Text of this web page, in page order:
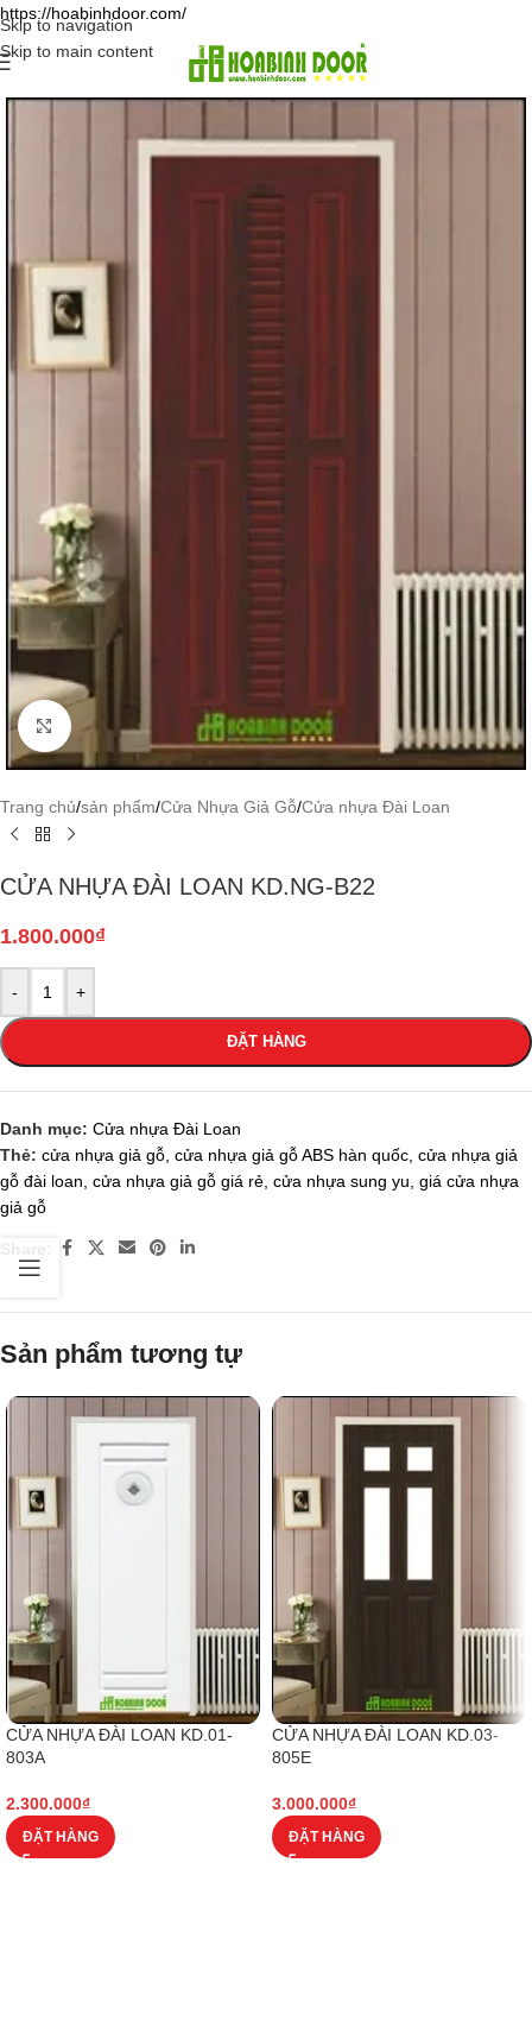
https://hoabinhdoor.com/
Skip to navigation
Skip to main content
Click to enlarge
Trang chủ/sản phẩm/Cửa Nhựa Giả Gỗ/Cửa nhựa Đài Loan
CỬA NHỰA ĐÀI LOAN KD.NG-B22
1.800.000₫
- +
ĐẶT HÀNG
Danh mục: Cửa nhựa Đài Loan
Thẻ: cửa nhựa giả gỗ, cửa nhựa giả gỗ ABS hàn quốc, cửa nhựa giả
gỗ đài loan, cửa nhựa giả gỗ giá rẻ, cửa nhựa sung yu, giá cửa nhựa
giả gỗ
Sản phẩm tương tự
CỬA NHỰA ĐÀI LOAN KD.01-
803A
2.300.000₫
ĐẶT HÀNG
CỬA NHỰA ĐÀI LOAN KD.03-
805E
3.000.000₫
ĐẶT HÀNG